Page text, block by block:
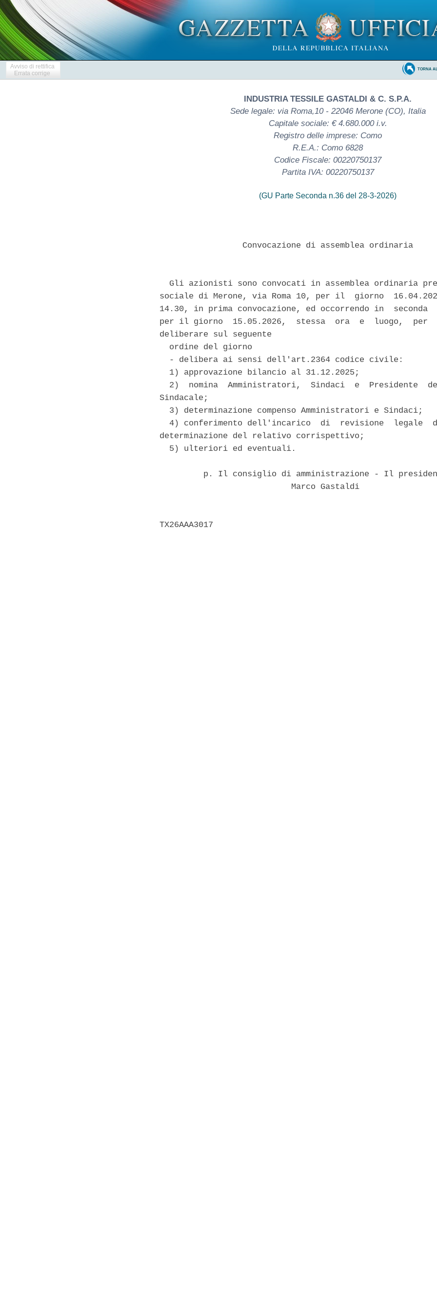
Avviso di rettifica
Errata corrige
TORNA
INDUSTRIA TESSILE GASTALDI & C. S.P.A.
Sede legale: via Roma,10 - 22046 Merone (CO), Italia
Capitale sociale: € 4.680.000 i.v.
Registro delle imprese: Como
R.E.A.: Como 6828
Codice Fiscale: 00220750137
Partita IVA: 00220750137
(GU Parte Seconda n.36 del 28-3-2026)
                 Convocazione di assemblea ordinaria
Gli azionisti sono convocati in assemblea ordinaria
sociale di Merone, via Roma 10, per il  giorno
14.30, in prima convocazione, ed occorrendo in  seconda
per il giorno  15.05.2026,  stessa  ora  e  luogo,  per
deliberare sul seguente
  ordine del giorno
  - delibera ai sensi dell'art.2364 codice civile:
  1) approvazione bilancio al 31.12.2025;
2)  nomina  Amministratori,  Sindaci  e  Presidente
Sindacale;
  3) determinazione compenso Amministratori e Sindaci;
4) conferimento dell'incarico  di  revisione  legale
determinazione del relativo corrispettivo;
  5) ulteriori ed eventuali.
p. Il consiglio di amministrazione - Il
                           Marco Gastaldi